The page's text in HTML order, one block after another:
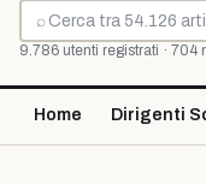
⌕
Cerca
9.786 utenti registrati · 704
Home Dirigenti